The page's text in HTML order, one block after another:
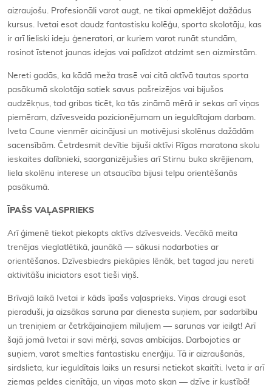
aizraujošu. Profesionāli varot augt, ne tikai apmeklējot dažādus
kursus. Ivetai esot daudz fantastisku kolēģu, sporta skolotāju, kas
ir arī lieliski ideju ģeneratori, ar kuriem varot runāt stundām,
rosinot īstenot jaunas idejas vai palīdzot atdzimt sen aizmirstām.
Nereti gadās, ka kādā meža trasē vai citā aktīvā tautas sporta
pasākumā skolotāja satiek savus pašreizējos vai bijušos
audzēkņus, tad gribas ticēt, ka tās zināmā mērā ir sekas arī viņas
piemēram, dzīvesveida pozicionējumam un ieguldītajam darbam.
Iveta Caune vienmēr aicinājusi un motivējusi skolēnus dažādām
sacensībām. Četrdesmit devītie bijuši aktīvi Rīgas maratona skolu
ieskaites dalībnieki, saorganizējušies arī Stirnu buka skrējienam,
liela skolēnu interese un atsaucība bijusi telpu orientēšanās
pasākumā.
ĪPAŠS VAĻASPRIEKS
Arī ģimenē tiekot piekopts aktīvs dzīvesveids. Vecākā meita
trenējas vieglatlētikā, jaunākā — sākusi nodarboties ar
orientēšanos. Dzīvesbiedrs piekāpies lēnāk, bet tagad jau nereti
aktivitāšu iniciators esot tieši viņš.
Brīvajā laikā Ivetai ir kāds īpašs vaļasprieks. Viņas draugi esot
pieraduši, ja aizsākas saruna par dienesta suņiem, par sadarbību
un treniņiem ar četrkājainajiem mīluļiem — sarunas var ieilgt! Arī
šajā jomā Ivetai ir savi mērķi, savas ambīcijas. Darbojoties ar
suņiem, varot smelties fantastisku enerģiju. Tā ir aizraušanās,
sirdslieta, kur ieguldītais laiks un resursi netiekot skaitīti. Iveta ir arī
ziemas peldes cienītāja, un viņas moto skan — dzīve ir kustībā!